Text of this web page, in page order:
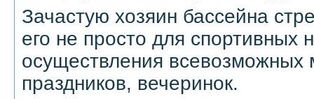
Зачастую хозяин бассейна
его не просто для спортивных
осуществления всевозможных
праздников, вечеринок.